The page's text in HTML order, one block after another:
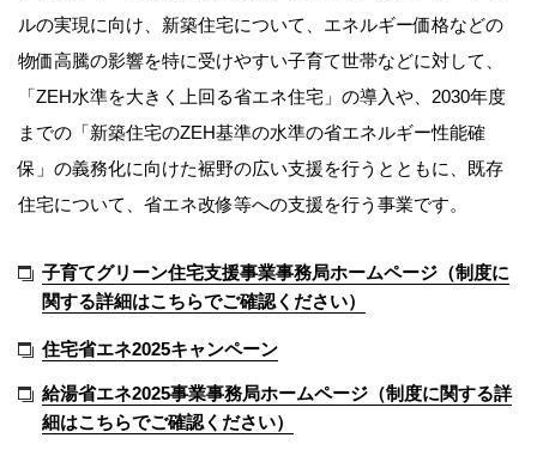
ルの実現に向け、新築住宅について、エネルギー価格などの
物価高騰の影響を特に受けやすい子育て世帯などに対して、
「ZEH水準を大きく上回る省エネ住宅」の導入や、2030年度
までの「新築住宅のZEH基準の水準の省エネルギー性能確
保」の義務化に向けた裾野の広い支援を行うとともに、既存
住宅について、省エネ改修等への支援を行う事業です。
子育てグリーン住宅支援事業事務局ホームページ（制度に
関する詳細はこちらでご確認ください）
住宅省エネ2025キャンペーン
給湯省エネ2025事業事務局ホームページ（制度に関する詳
細はこちらでご確認ください）